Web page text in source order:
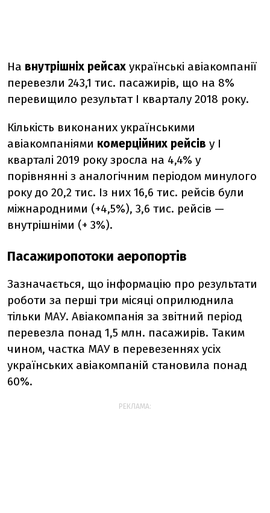
На внутрішніх рейсах українські авіакомпанії
перевезли 243,1 тис. пасажирів, що на 8%
перевищило результат I кварталу 2018 року.
Кількість виконаних українськими
авіакомпаніями комерційних рейсів у I
кварталі 2019 року зросла на 4,4% у
порівнянні з аналогічним періодом минулого
року до 20,2 тис. Із них 16,6 тис. рейсів були
міжнародними (+4,5%), 3,6 тис. рейсів —
внутрішніми (+ 3%).
Пасажиропотоки аеропортів
Зазначається, що інформацію про результати
роботи за перші три місяці оприлюднила
тільки МАУ. Авіакомпанія за звітний період
перевезла понад 1,5 млн. пасажирів. Таким
чином, частка МАУ в перевезеннях усіх
українських авіакомпаній становила понад
60%.
РЕКЛАМА: